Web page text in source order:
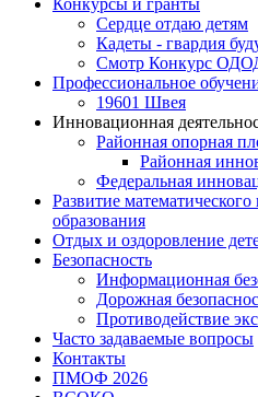
Конкурсы и гранты
Сердце отдаю детям
Кадеты - гвардия
Смотр Конкурс
Профессиональное
19601 Швея
Инновационная
Районная опорная
Районная
Федеральная
Развитие
образования
Отдых и оздоровление
Безопасность
Информационная
Дорожная
Противодействие
Часто задаваемые вопросы
Контакты
ПМОФ 2026